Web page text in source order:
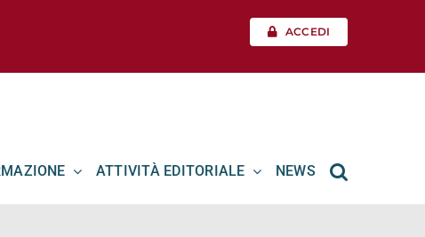
ACCEDI
ATTIVITÀ EDITORIALE NEWS